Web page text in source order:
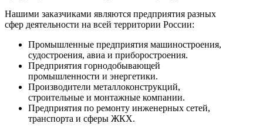
Нашими заказчиками являются предприятия разных
сфер деятельности на всей территории России:
Промышленные предприятия машиностроения,
судостроения, авиа и приборостроения.
Предприятия горнодобывающей
промышленности и энергетики.
Производители металлоконструкций,
строительные и монтажные компании.
Предприятия по ремонту инженерных сетей,
транспорта и сферы ЖКХ.